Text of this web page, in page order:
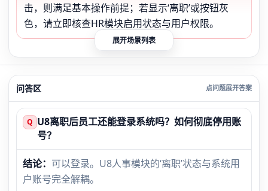
击，则满足基本操作前提；若显示‘离职’或按钮灰
色，请立即核查HR模块启用状态与用户权限。
展开场景列表
问答区
Q U8离职后员工还能登录系统吗？如何彻底停用账
号？
结论： 可以登录。U8人事模块的‘离职’状态与系统用
户账号完全解耦。